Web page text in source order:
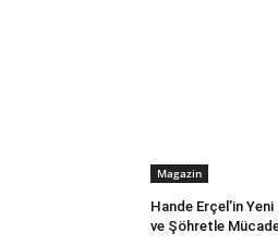
Magazin
Hande Erçel’in
ve Şöhretle